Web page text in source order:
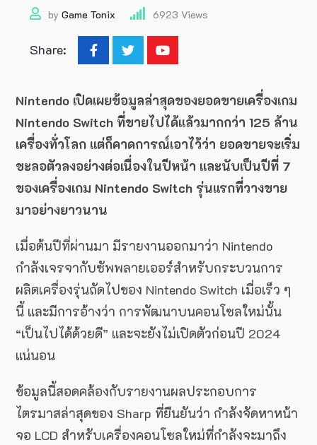
by Game Tonix 6923 Views
Share:
Nintendo เปิดเผยข้อมูลล่าสุดของยอดขายเครื่องเกม
Nintendo Switch ที่ขายไปได้แล้วมากกว่า 125 ล้าน
เครื่องทั่วโลก แต่ก็คาดการณ์เอาไว้ว่า ยอดขายจะเริ่ม
ชะลอตัวลงอย่างต่อเนื่องในปีหน้า และนับเป็นปีที่ 7
ของเครื่องเกม Nintendo Switch รุ่นแรกที่วางขาย
มาอย่างยาวนาน
เมื่อต้นปีที่ผ่านมา มีรายงานออกมาว่า Nintendo
กำลังเจรจากับซัพพลายเออร์สำหรับกระบวนการ
ผลิตเครื่องรุ่นถัดไปของ Nintendo Switch เมื่อเร็ว ๆ
นี้ และมีการอ้างว่า การพัฒนาบนคอนโซลใหม่นั้น
“เป็นไปได้ด้วยดี” และจะยังไม่เปิดตัวก่อนปี 2024
แน่นอน
ข้อมูลนี้สอดคล้องกับรายงานผลประกอบการ
ไตรมาสล่าสุดของ Sharp ที่ยืนยันว่า กำลังจัดหาหน้า
จอ LCD สำหรับเครื่องคอนโซลใหม่ที่กำลังจะมาถึง